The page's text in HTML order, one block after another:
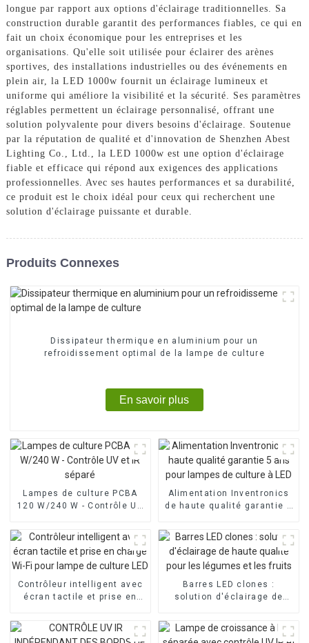
longue par rapport aux options d'éclairage traditionnelles. Sa
construction durable garantit des performances fiables, ce qui en
fait un choix économique pour les entreprises et les
organisations. Qu'elle soit utilisée pour éclairer des arènes
sportives, des installations industrielles ou des événements en
plein air, la LED 1000w fournit un éclairage lumineux et
uniforme qui améliore la visibilité et la sécurité. Ses paramètres
réglables permettent un éclairage personnalisé, offrant une
solution polyvalente pour divers besoins d'éclairage. Soutenue
par la réputation de qualité et d'innovation de Shenzhen Abest
Lighting Co., Ltd., la LED 1000w est une option d'éclairage
fiable et efficace qui répond aux exigences des applications
professionnelles. Avec ses hautes performances et sa durabilité,
ce produit est le choix idéal pour ceux qui recherchent une
solution d'éclairage puissante et durable.
Produits Connexes
Dissipateur thermique en aluminium pour un
refroidissement optimal de la lampe de culture
En savoir plus
Lampes de culture PCBA
120 W/240 W - Contrôle UV
Alimentation Inventronics
de haute qualité garantie 5
à LED
Contrôleur intelligent avec
écran tactile et prise en
culture LED
Barres LED clones :
solution d'éclairage de
légumes et les fruits